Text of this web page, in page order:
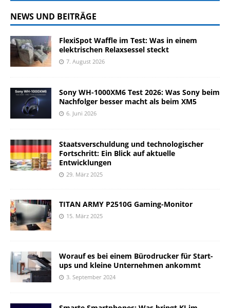
NEWS UND BEITRÄGE
FlexiSpot Waffle im Test: Was in einem
elektrischen Relaxsessel steckt
7. August 2026
Sony WH-1000XM6 Test 2026: Was Sony beim
Nachfolger besser macht als beim XM5
6. Juni 2026
Staatsverschuldung und technologischer
Fortschritt: Ein Blick auf aktuelle
Entwicklungen
29. März 2025
TITAN ARMY P2510G Gaming-Monitor
15. März 2025
Worauf es bei einem Bürodrucker für Start-
ups und kleine Unternehmen ankommt
3. September 2024